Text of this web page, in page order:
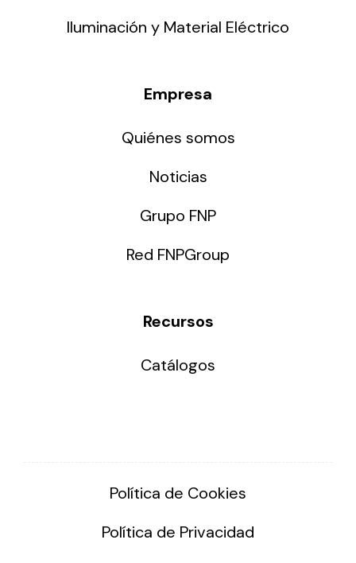
Iluminación y Material Eléctrico
Empresa
Quiénes somos
Noticias
Grupo FNP
Red FNPGroup
Recursos
Catálogos
Política de Cookies
Política de Privacidad